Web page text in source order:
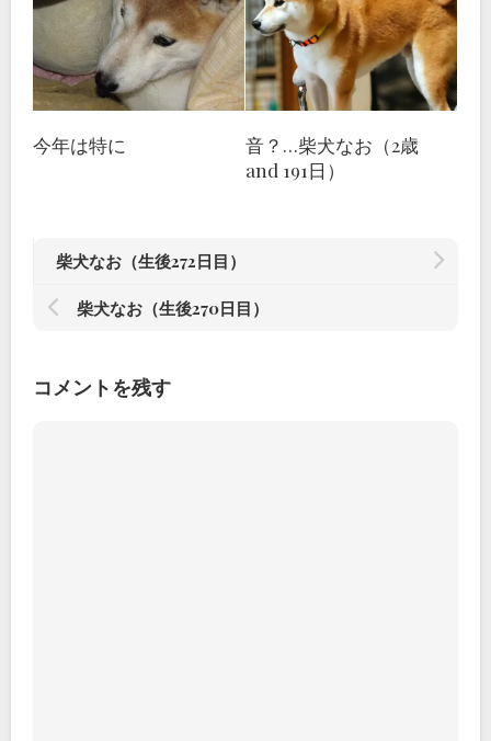
今年は特に
音？…柴犬なお（2歳
and 191日）
柴犬なお（生後272日目）
柴犬なお（生後270日目）
コメントを残す